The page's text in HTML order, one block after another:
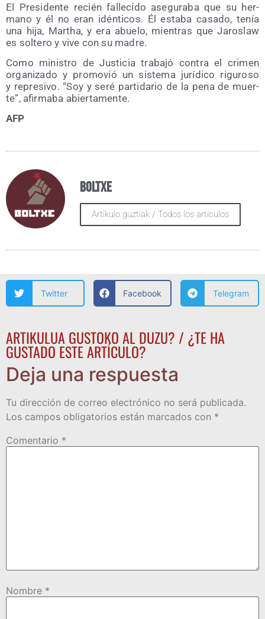
El Pre­si­den­te recién falle­ci­do ase­gu­ra­ba que su her­
mano y él no eran idén­ti­cos. Él esta­ba casa­do, tenía
una hija, Martha, y era abue­lo, mien­tras que Jaros­law
es sol­te­ro y vive con su madre.
Como minis­tro de Jus­ti­cia tra­ba­jó con­tra el cri­men
orga­ni­za­do y pro­mo­vió un sis­te­ma jurí­di­co rigu­ro­so
y repre­si­vo. “Soy y seré par­ti­da­rio de la pena de muer­
te”, afir­ma­ba abiertamente.
AFP
Boltxe
Artikulo guztiak / Todos los artículos
Twitter Facebook Telegram
ARTIKULUA GUSTOKO AL DUZU? / ¿TE HA
GUSTADO ESTE ARTÍCULO?
Deja una respuesta
Tu dirección de correo electrónico no será publicada.
Los campos obligatorios están marcados con *
Comentario *
Nombre *